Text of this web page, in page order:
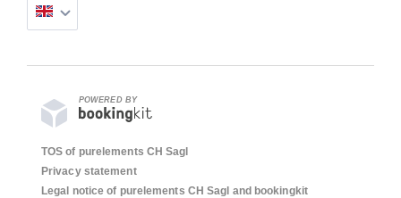
POWERED BY
TOS of purelements CH Sagl
Privacy statement
Legal notice of purelements CH Sagl and bookingkit